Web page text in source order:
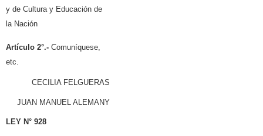
y de Cultura y Educación de
la Nación
Artículo 2°.- Comuníquese,
etc.
CECILIA FELGUERAS
JUAN MANUEL ALEMANY
LEY N° 928